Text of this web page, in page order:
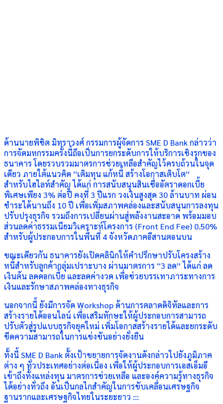
ด้านนายพิชิต มิทราวงศ์ กรรมการผู้จัดการ SME D Bank กล่าวว่า
การจัดมหกรรมครั้งนี้ถือเป็นการยกระดับการให้บริการเชิงรุกของ
ธนาคาร โดยรวบรวมมาตรการช่วยเหลือสำคัญไว้ครบถ้วนในจุด
เดียว ภายใต้แนวคิด “เติมทุน แก้หนี้ สร้างโอกาสเติบโต”
สำหรับไฮไลท์สำคัญ ได้แก่ การสนับสนุนสินเชื่ออัตราดอกเบี้ย
พิเศษเพียง 3% ต่อปี คงที่ 3 ปีแรก วงเงินสูงสุด 30 ล้านบาท ผ่อน
ชำระได้นานถึง 10 ปี เพื่อเพิ่มสภาพคล่องและสนับสนุนการลงทุน
ปรับปรุงธุรกิจ รวมถึงการเปลี่ยนผ่านสู่พลังงานสะอาด พร้อมมอบ
ส่วนลดค่าธรรมเนียมวิเคราะห์โครงการ (Front End Fee) 0.50%
สำหรับผู้ประกอบการในพื้นที่ 4 จังหวัดภาคอีสานตอนบน
ขณะเดียวกัน ธนาคารยังเปิดคลินิกให้คำปรึกษาปรับโครงสร้าง
หนี้สำหรับลูกค้ากลุ่มเปราะบาง ผ่านมาตรการ “3 ลด” ได้แก่ ลด
เงินต้น ลดดอกเบี้ย และลดค่างวด เพื่อช่วยบรรเทาภาระทางการ
เงินและรักษาสภาพคล่องทางธุรกิจ
นอกจากนี้ ยังมีการจัด Workshop ด้านการตลาดดิจิทัลและการ
สร้างรายได้ออนไลน์ เพื่อเสริมทักษะให้ผู้ประกอบการสามารถ
ปรับตัวสู่รูปแบบธุรกิจยุคใหม่ เพิ่มโอกาสสร้างรายได้และยกระดับ
ขีดความสามารถในการแข่งขันอย่างยั่งยืน
ทั้งนี้ SME D Bank ตั้งเป้าขยายการจัดงานดังกล่าวไปยังภูมิภาค
ต่าง ๆ ทั่วประเทศอย่างต่อเนื่อง เพื่อให้ผู้ประกอบการเอสเอ็มอี
เข้าถึงทั้งแหล่งทุน มาตรการช่วยเหลือ และองค์ความรู้ทางธุรกิจ
ได้อย่างทั่วถึง อันเป็นกลไกสำคัญในการขับเคลื่อนเศรษฐกิจ
ฐานรากและเศรษฐกิจไทยในระยะยาว :::